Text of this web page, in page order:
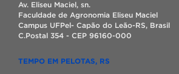
Av. Eliseu Maciel, sn.
Faculdade de Agronomia Eliseu Maciel
Campus UFPel- Capão do Leão-RS, Brasil
C.Postal 354 - CEP 96160-000
TEMPO EM PELOTAS, RS